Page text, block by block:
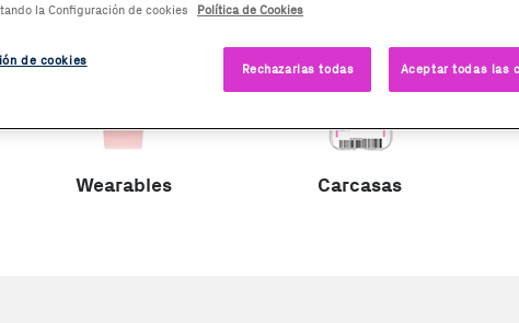
Wearables Carcasas
la Configuración de cookies
Política de Cookies
Rechazarlas todas Aceptar todas las
de cookies